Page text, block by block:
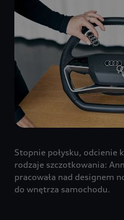
Stopnie połysku, odcienie
rodzaje szczotkowania:
pracowała nad designem
do wnętrza samochodu.